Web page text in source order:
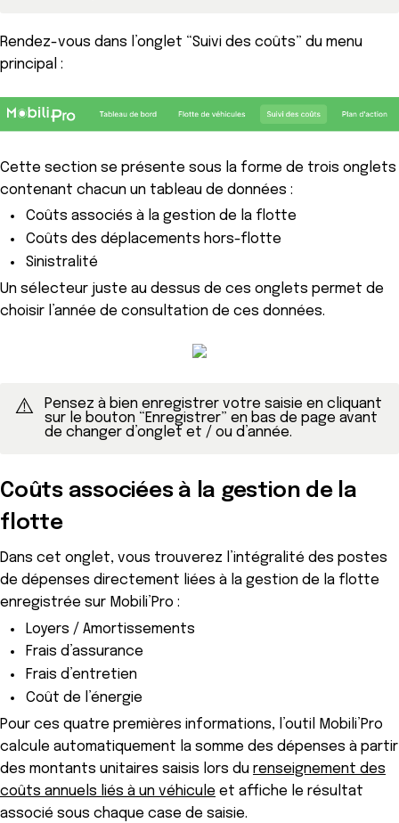
Rendez-vous dans l’onglet “Suivi des coûts” du menu
principal :
Cette section se présente sous la forme de trois onglets
contenant chacun un tableau de données :
Coûts associés à la gestion de la flotte
Coûts des déplacements hors-flotte
Sinistralité
Un sélecteur juste au dessus de ces onglets permet de
choisir l’année de consultation de ces données.
⚠️
Pensez à bien enregistrer votre saisie en cliquant
sur le bouton “Enregistrer” en bas de page avant
de changer d’onglet et / ou d’année.
Coûts associées à la gestion de la
flotte
Dans cet onglet, vous trouverez l’intégralité des postes
de dépenses directement liées à la gestion de la flotte
enregistrée sur Mobili’Pro :
Loyers / Amortissements
Frais d’assurance
Frais d’entretien
Coût de l’énergie
Pour ces quatre premières informations, l’outil Mobili’Pro
calcule automatiquement la somme des dépenses à partir
des montants unitaires saisis lors du renseignement des
coûts annuels liés à un véhicule et affiche le résultat
associé sous chaque case de saisie.